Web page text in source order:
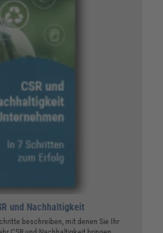
und Nachhaltigkeit
beschreiben, mit denen Sie Ihr